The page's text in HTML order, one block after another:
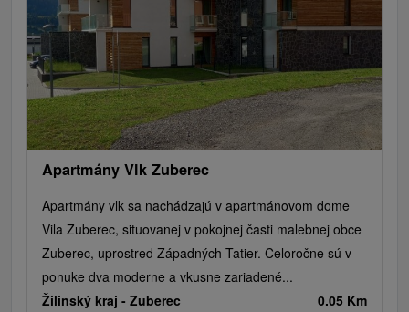
Apartmány Vlk Zuberec
Apartmány vlk sa nachádzajú v apartmánovom dome
Vila Zuberec, situovanej v pokojnej časti malebnej obce
Zuberec, uprostred Západných Tatier. Celoročne sú v
ponuke dva moderne a vkusne zariadené...
Žilinský kraj - Zuberec 0.05 Km